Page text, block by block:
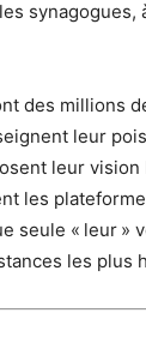
des millions
leur
leur vision
les
seule « leur »
les plus